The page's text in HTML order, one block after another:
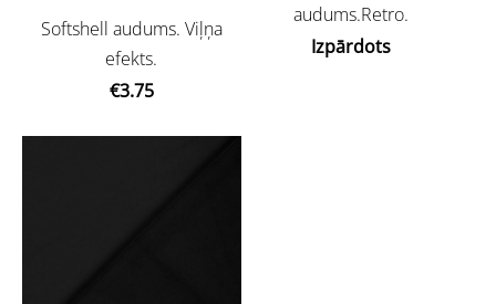
Softshell audums. Viļņa
efekts.
€3.75
audums.Retro.
Izpārdots